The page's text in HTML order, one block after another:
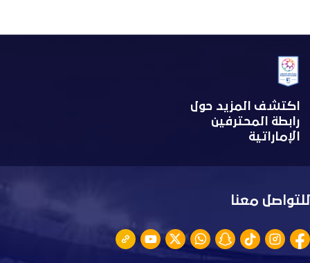
اكتشف المزيد حول
رابطة المحترفين
الإماراتية
للتواصل معنا